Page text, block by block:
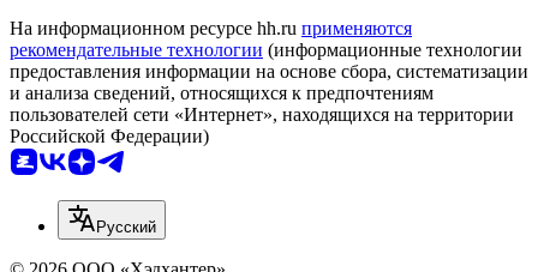
На информационном ресурсе hh.ru применяются
рекомендательные технологии (информационные технологии
предоставления информации на основе сбора, систематизации
и анализа сведений, относящихся к предпочтениям
пользователей сети «Интернет», находящихся на территории
Российской Федерации)
Русский